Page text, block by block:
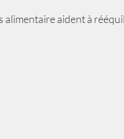
alimentaire aident à